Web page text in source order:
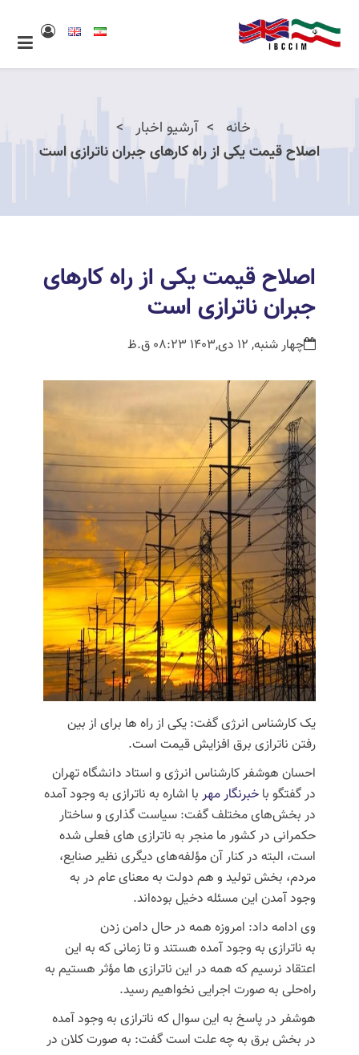
خانه
آرشیو اخبار
اصلاح قیمت یکی از راه کارهای جبران ناترازی است
اصلاح قیمت یکی از راه کارهای
جبران ناترازی است
چهار شنبه, 12 دی,1403 08:23 ق.ظ
یک کارشناس انرژی گفت: یکی از راه ها برای از بین
رفتن ناترازی برق افزایش قیمت است.
احسان هوشفرکارشناس انرژی و استاد دانشگاه تهران
در گفتگو با خبرنگار مهر با اشاره به ناترازی به وجود آمده
در بخش‌های مختلف گفت: سیاست گذاری و ساختار
حکمرانی در کشور ما منجر به ناترازی هایفعلی شده
است، البته در کنار آن مؤلفه‌های دیگری نظیر صنایع،
مردم، بخش تولید و هم دولت به معنای عام در به
وجود آمدن این مسئله دخیل بوده‌اند.
وی ادامه داد: امروزه همه در حال دامن زدن
به ناترازی به وجود آمده هستند و تا زمانی که به این
اعتقاد نرسیم که همه در این ناترازی ها مؤثر هستیم به
راه‌حلی به صورت اجرایی نخواهیم رسید.
هوشفر در پاسخ به این سوال که ناترازی به وجود آمده
در بخش برق به چه علت است گفت: به صورت کلان در